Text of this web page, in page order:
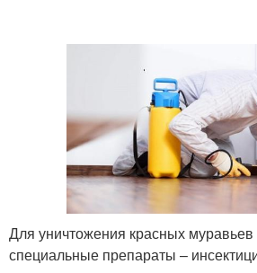
Для уничтожения красных
специальные препараты –